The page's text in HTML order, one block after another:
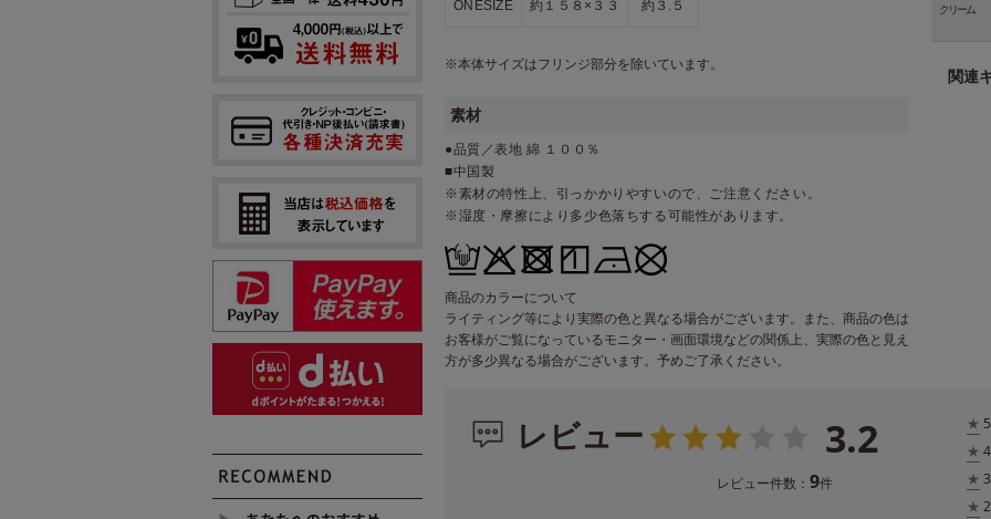
ONESIZE 約１５８×３３ 約３.５
※本体サイズはフリンジ部分を除いています。
素材
●品質／表地 綿 １００％
■中国製
※素材の特性上、引っかかりやすいので、ご注意ください。
※湿度・摩擦により多少色落ちする可能性があります。
商品のカラーについて
ライティング等により実際の色と異なる場合がございます。また、商品の色は
お客様がご覧になっているモニター・画面環境などの関係上、実際の色と見え
方が多少異なる場合がございます。予めご了承ください。
クリーム
関連
レビュー 3.2
レビュー件数： 9件
★ 5
★ 4
★ 3
★ 2